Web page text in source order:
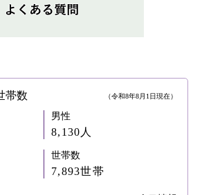
帯数 （令和8年8月1日現在）
男性
8,130人
世帯数
7,893世帯